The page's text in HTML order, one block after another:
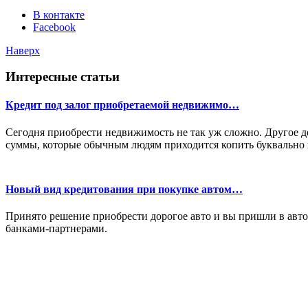
В контакте
Facebook
Наверх
Интересные статьи
Кредит под залог приобретаемой недвижимо…
Сегодня приобрести недвижимость не так уж сложно.
суммы, которые обычным людям приходится копить буквально
Новый вид кредитования при покупке автом…
Принято решение приобрести дорогое авто и вы пришли в
банками-партнерами.